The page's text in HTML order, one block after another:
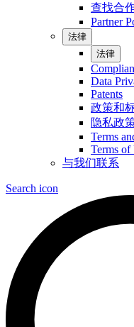
查找合
Partner
法律
法律
Data
Patents
政策和
隐私政
Terms
Terms of
与我们联系
Search icon